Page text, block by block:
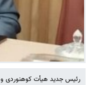
رئیس جدید هیأت کوهنوردی و